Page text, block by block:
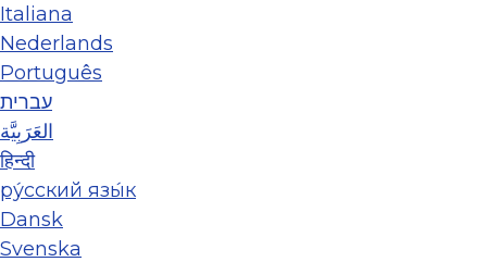
Italiana
Nederlands
Português
עברית
العَرَبِيَّة
हिन्दी
ру́сский язы́к
Dansk
Svenska